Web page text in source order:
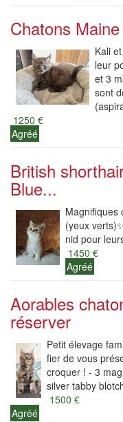
Chatons
Kali
leur
et 3
sont
1250 €
Agréé
British
Blue...
Magnifiques
(yeux
nid pour
1450 €
Agréé
Aorables
réserver
Petit élevage
fier de vous
croquer ! - 3
silver tabby
1500 €
Agréé